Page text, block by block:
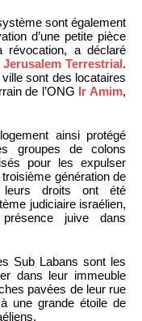
sont également
d’une petite pièce
révocation, a déclaré
Jerusalem Terrestrial.
sont des locataires
de l’ONG Ir Amim,
ainsi protégé
groupes de colons
pour les expulser
génération de
leurs droits ont été
judiciaire israélien,
juive dans
Sub Labans sont les
dans leur immeuble
pavées de leur rue
une grande étoile de